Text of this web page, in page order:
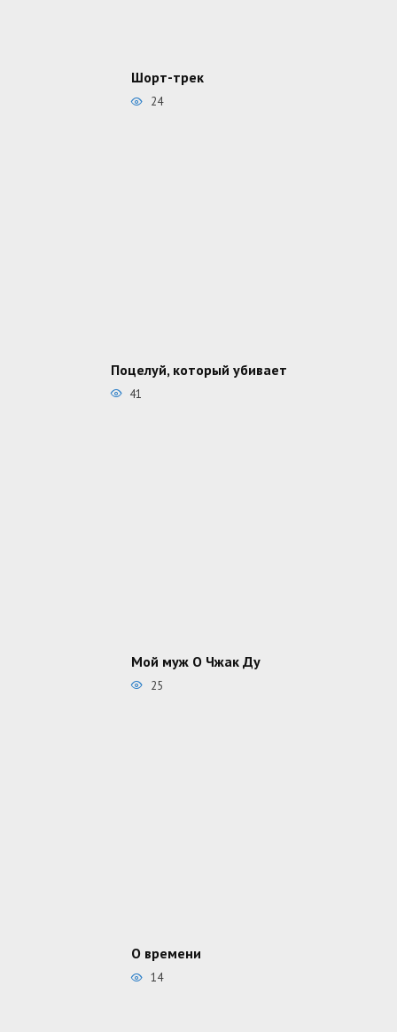
Шорт-трек
24
Поцелуй, который убивает
41
Мой муж О Чжак Ду
25
О времени
14